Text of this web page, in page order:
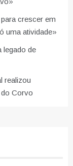
crescer em
uma atividade»
legado de
realizou
Corvo